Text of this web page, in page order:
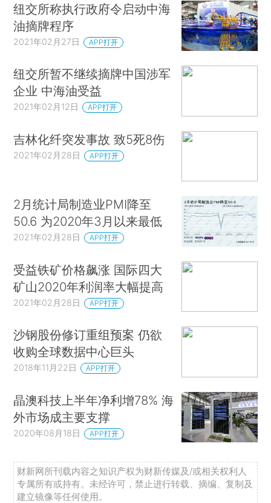
纽交所称执行政府令启动中海
油摘牌程序
2021年02月27日 APP打开
纽交所暂不继续摘牌中国涉军
企业 中海油受益
2021年02月12日 APP打开
吉林化纤突发事故 致5死8伤
2021年02月28日 APP打开
2月统计局制造业PMI降至
50.6 为2020年3月以来最低
2021年02月28日 APP打开
受益铁矿价格飙涨 国际四大
矿山2020年利润率大幅提高
2021年02月28日 APP打开
沙钢股份修订重组预案 仍欲
收购全球数据中心巨头
2018年11月22日 APP打开
晶澳科技上半年净利增78% 海
外市场成主要支撑
2020年08月18日 APP打开
财新网所刊载内容之知识产权为财新传媒及/或相关权利人
专属所有或持有。未经许可，禁止进行转载、摘编、复制及
建立镜像等任何使用。